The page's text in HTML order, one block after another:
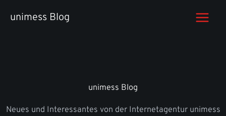
Inhaltunimess Blog
unimess Blog
Neues und Interessantes von der Internetagentur unimess